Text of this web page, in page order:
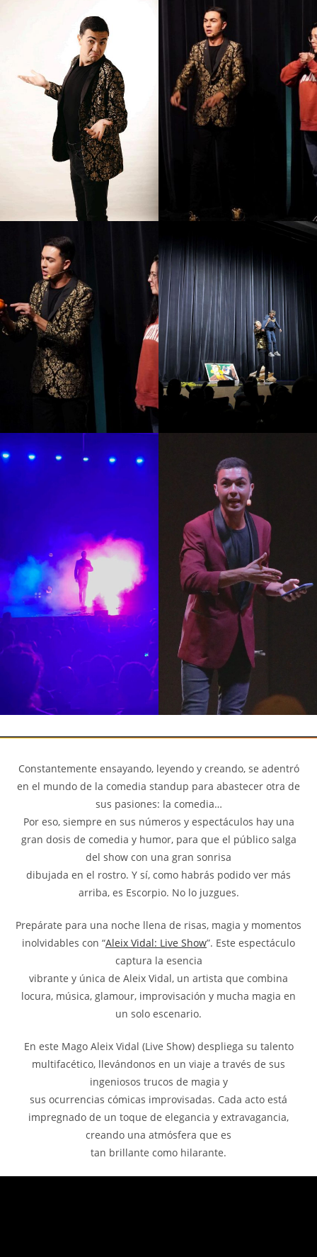
Constantemente ensayando, leyendo y creando, se adentró
en el mundo de la comedia standup para abastecer otra de
sus pasiones: la comedia…
Por eso, siempre en sus números y espectáculos hay una
gran dosis de comedia y humor, para que el público salga
del show con una gran sonrisa
dibujada en el rostro. Y sí, como habrás podido ver más
arriba, es Escorpio. No lo juzgues.
Prepárate para una noche llena de risas, magia y momentos
inolvidables con “Aleix Vidal: Live Show”. Este espectáculo
captura la esencia
vibrante y única de Aleix Vidal, un artista que combina
locura, música, glamour, improvisación y mucha magia en
un solo escenario.
En este Mago Aleix Vidal (Live Show) despliega su talento
multifacético, llevándonos en un viaje a través de sus
ingeniosos trucos de magia y
sus ocurrencias cómicas improvisadas. Cada acto está
impregnado de un toque de elegancia y extravagancia,
creando una atmósfera que es
tan brillante como hilarante.